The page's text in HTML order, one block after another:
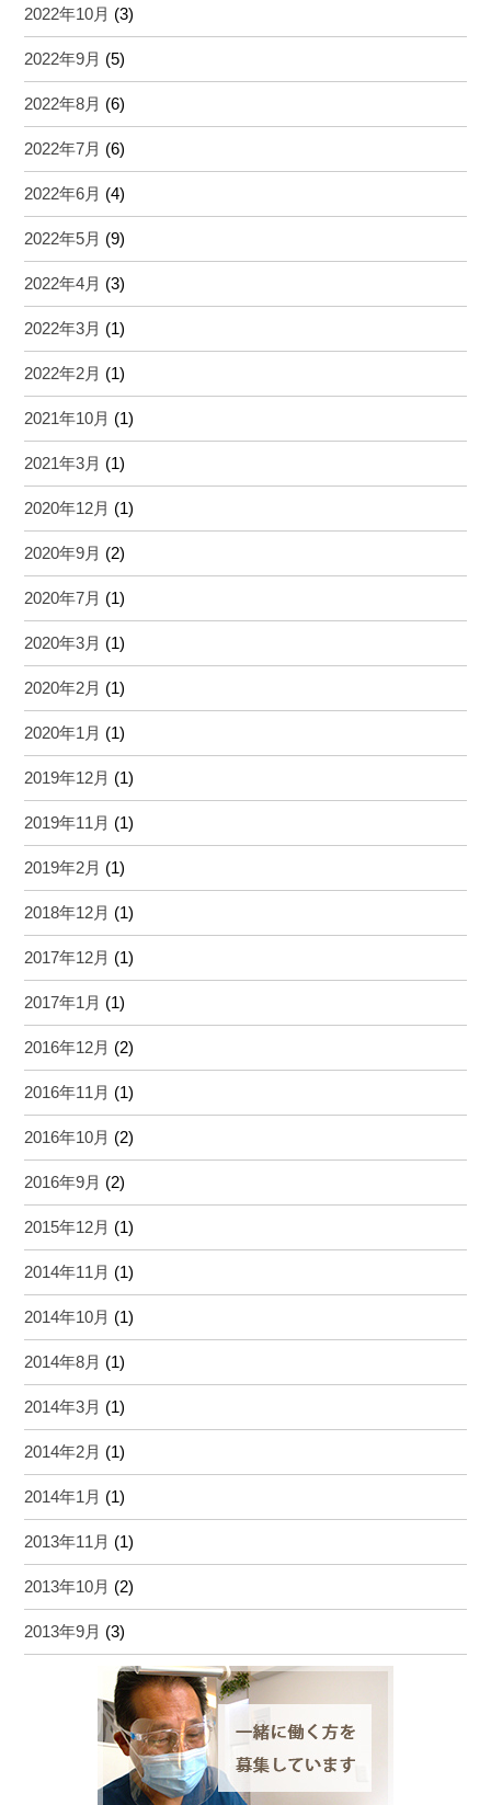
2022年10月 (3)
2022年9月 (5)
2022年8月 (6)
2022年7月 (6)
2022年6月 (4)
2022年5月 (9)
2022年4月 (3)
2022年3月 (1)
2022年2月 (1)
2021年10月 (1)
2021年3月 (1)
2020年12月 (1)
2020年9月 (2)
2020年7月 (1)
2020年3月 (1)
2020年2月 (1)
2020年1月 (1)
2019年12月 (1)
2019年11月 (1)
2019年2月 (1)
2018年12月 (1)
2017年12月 (1)
2017年1月 (1)
2016年12月 (2)
2016年11月 (1)
2016年10月 (2)
2016年9月 (2)
2015年12月 (1)
2014年11月 (1)
2014年10月 (1)
2014年8月 (1)
2014年3月 (1)
2014年2月 (1)
2014年1月 (1)
2013年11月 (1)
2013年10月 (2)
2013年9月 (3)